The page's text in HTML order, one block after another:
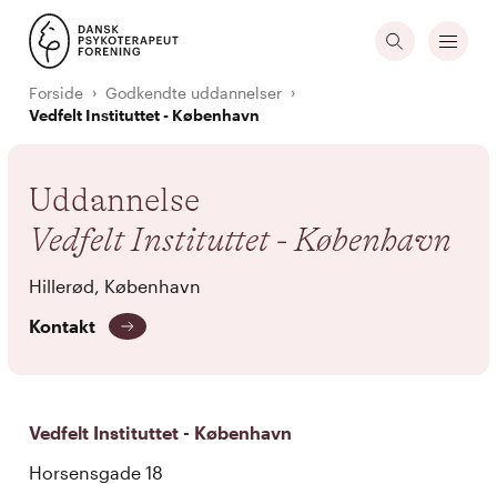
Forside
Godkendte uddannelser
Vedfelt Instituttet - København
Uddannelse
Vedfelt Instituttet - København
Hillerød, København
Kontakt
Vedfelt Instituttet - København
Horsensgade 18